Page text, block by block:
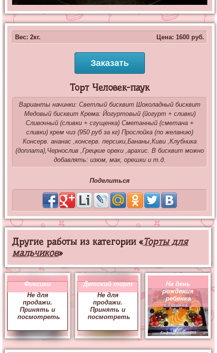
Вес: 2кг. Цена: 1600 руб.
Заказать
Торт Человек-паук
Варианты начинки: Светлый бисквит Шоколадный бисквит
Медовый бисквит Крема: Йогуртовый (йогурт + сливки)
Сливочный (сливки + сгущенка) Сметанный (сметана +
сливки) крем чиз (950 руб за кг) Прослойка (по желанию)
Консерв. ананас ,консерв. персики,Бананы,Киви ,Клубника
(доплата),Чернослив ,Грецкие орехи ,арахис. В бисквит можно
добавлять: изюм, мак, орешки и т.д.
Поделиться
Другие работы из категории «Торты для
мальчиков»
Фиксики
Не для
продажи.
Принять и
посмотреть
Детский торт
Не для
продажи.
Принять и
посмотреть
На день
рождения
ребенка